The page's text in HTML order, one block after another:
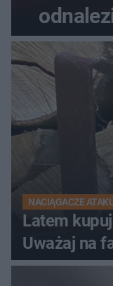
NACIĄGACZE
Latem
Uważaj na